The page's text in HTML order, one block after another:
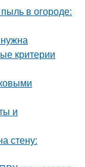
в огороде:
критерии
и
стену: